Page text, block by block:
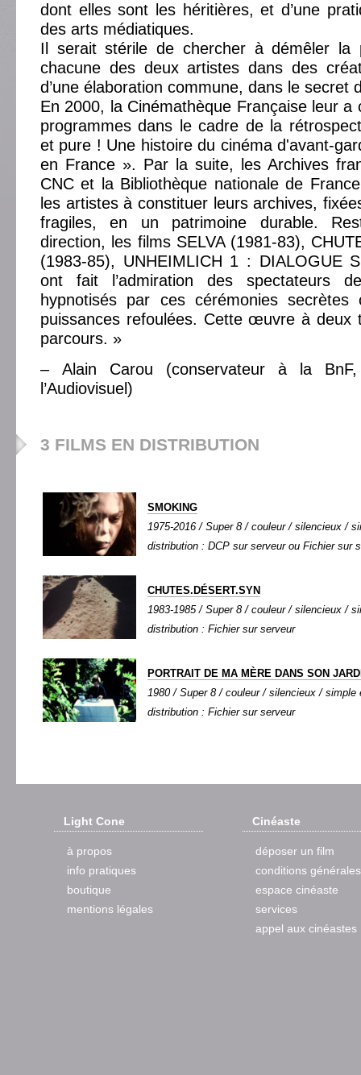
dont elles sont les héritières, et d’une
des arts médiatiques.
Il serait stérile de chercher à démêler la
chacune des deux artistes dans des
d’une élaboration commune, dans le secret
En 2000, la Cinémathèque Française leur a
programmes dans le cadre de la
et pure ! Une histoire du cinéma d'avant-
en France ». Par la suite, les Archives
CNC et la Bibliothèque nationale de
les artistes à constituer leurs archives,
fragiles, en un patrimoine durable.
direction, les films SELVA (1981-83),
(1983-85), UNHEIMLICH 1 : DIALOGUE
ont fait l’admiration des spectateurs
hypnotisés par ces cérémonies secrètes
puissances refoulées. Cette œuvre à deux
parcours. »
– Alain Carou (conservateur à la BnF,
l’Audiovisuel)
3 FILMS EN DISTRIBUTION
SMOKING
1975-2016 / Super 8 / couleur / silencieux /
distribution : DCP sur serveur ou Fichier sur
CHUTES.DÉSERT.SYN
1983-1985 / Super 8 / couleur / silencieux /
distribution : Fichier sur serveur
PORTRAIT DE MA MÈRE DANS SON
1980 / Super 8 / couleur / silencieux / simple
distribution : Fichier sur serveur
Light Cone
à propos
info pratiques
boutique
mentions légales
Cinéaste
déposer un film
conditions générales
espace cinéaste
services
appel aux cinéastes